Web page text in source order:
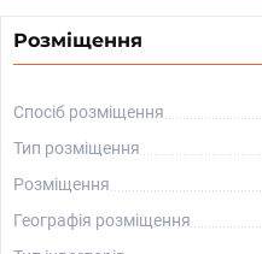
Розміщення
Спосіб розміщення
Тип розміщення
Розміщення
Географія розміщення